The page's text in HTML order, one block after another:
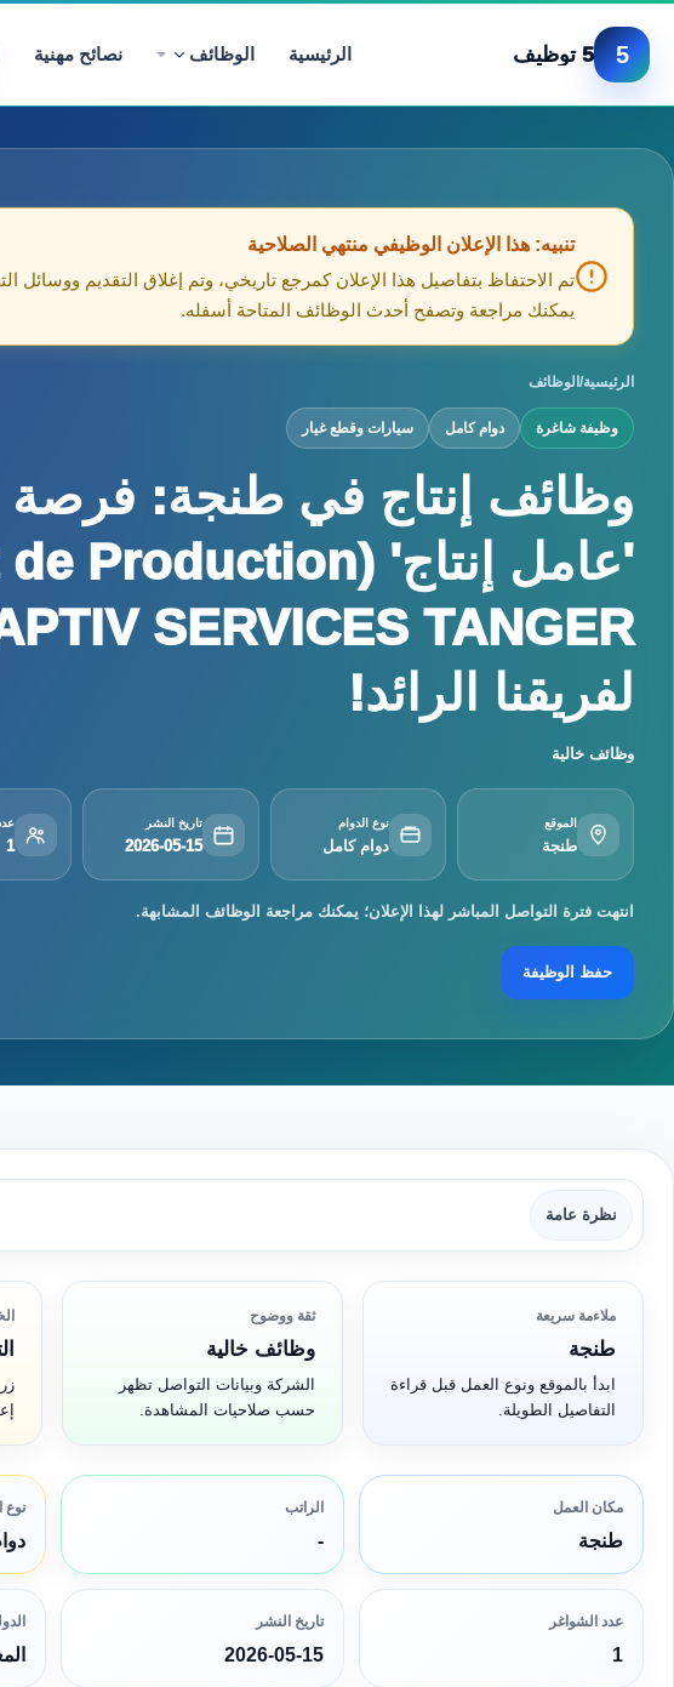
5 5 توظيف الرئيسية الوظائف نصائح مهنية
تنبيه: هذا الإعلان الوظيفي منتهي الصلاحية
تم الاحتفاظ بتفاصيل هذا الإعلان كمرجع تاريخي، وتم إغلاق التقديم ووسائل
يمكنك مراجعة وتصفح أحدث الوظائف المتاحة أسفله.
الرئيسية/ الوظائف
وظيفة شاغرة دوام كامل سيارات وقطع غيار
وظائف إنتاج في طنجة:
لفريقنا الرائد!
وظائف خالية
الموقع
طنجة
نوع الدوام
دوام كامل
تاريخ النشر
2026-05-15
1
انتهت فترة التواصل المباشر لهذا الإعلان؛ يمكنك مراجعة الوظائف المشابهة.
حفظ الوظيفة
نظرة عامة
ملاءمة سريعة
طنجة
ابدأ بالموقع ونوع العمل قبل قراءة
التفاصيل الطويلة.
ثقة ووضوح
وظائف خالية
الشركة وبيانات التواصل تظهر
حسب صلاحيات المشاهدة.
مكان العمل
طنجة
الراتب
-
نوع
عدد الشواغر
1
تاريخ النشر
2026-05-15